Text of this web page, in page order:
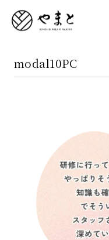
modal10PC